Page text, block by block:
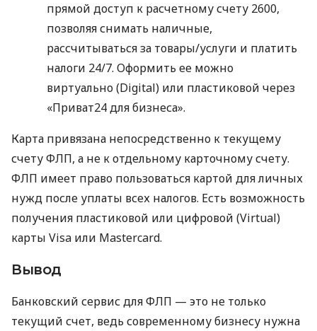
прямой доступ к расчетному счету 2600,
позволяя снимать наличные,
рассчитываться за товары/услуги и платить
налоги 24/7. Оформить ее можно
виртуально (Digital) или пластиковой через
«Приват24 для бизнеса».
Карта привязана непосредственно к текущему
счету ФЛП, а не к отдельному карточному счету.
ФЛП имеет право пользоваться картой для личных
нужд после уплаты всех налогов. Есть возможность
получения пластиковой или цифровой (Virtual)
карты Visa или Mastercard.
Вывод
Банковский сервис для ФЛП — это не только
текущий счет, ведь современному бизнесу нужна